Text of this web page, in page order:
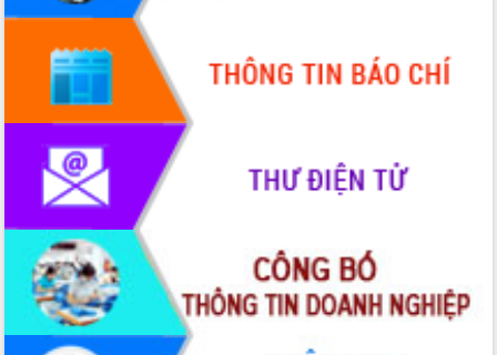
Quyết liệt tháo gỡ vướng mắc, đẩy
nhanh tiến độ các dự án trọng điểm
trong Khu kinh tế Nam Phú Yên
Hòn Yến phát triển du lịch gắn với bảo
tồn biển
Lấy ý kiến điều chỉnh Quy hoạch tỉnh
Đắk Lắk thời kỳ 2021-2030, tầm nhìn
đến năm 2050
Phát động chiến dịch 30 ngày đêm
giải phóng mặt bằng Tuyến đường bộ
ven biển
Đắk Lắk nỗ lực thúc đẩy tăng trưởng
kinh tế từ 10% trở lên trong Quý
II/2026